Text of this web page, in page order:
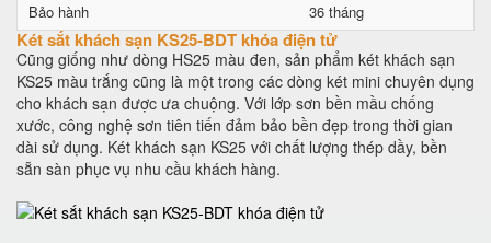
Bảo hành
36 tháng
Két sắt khách sạn KS25-BDT khóa điện tử
Cũng giống như dòng HS25 màu đen, sản phẩm két khách sạn
KS25 màu trắng cũng là một trong các dòng két mini chuyên dụng
cho khách sạn được ưa chuộng. Với lớp sơn bền mầu chống
xước, công nghệ sơn tiên tiến đảm bảo bền đẹp trong thời gian
dài sử dụng. Két khách sạn KS25 với chất lượng thép dầy, bền
sẵn sàn phục vụ nhu cầu khách hàng.